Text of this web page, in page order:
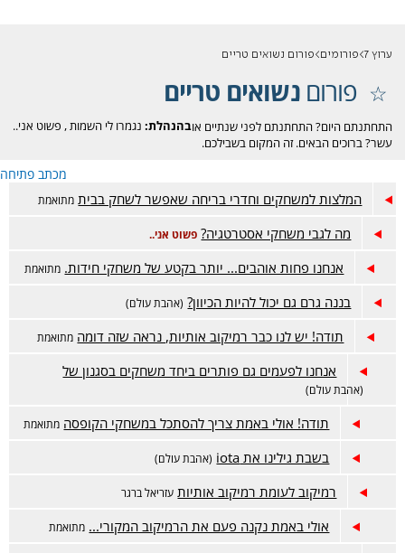
ערוץ 7 פורומים פורום נשואים טריים
פורוםנשואים טריים
בהנהלת: נגמרו לי השמות, פשוט אני..
התחתנתם היום? התחתנתם לפני שנתיים או
עשר? ברוכים הבאים. זה המקום בשבילכם.
מכתב פתיחה
המלצות למשחקים וחדרי בריחה שאפשר לשחק בבית מתואמת
מה לגבי משחקי אסטרטגיה? פשוט אני..
אנחנו פחות אוהבים... יותר בקטע של משחקי חידות. מתואמת
בננה גרם גם יכול להיות הכיוון? (אהבת עולם)
תודה! יש לנו כבר רמיקוב אותיות, נראה שזה דומה מתואמת
אנחנו לפעמים גם פותרים ביחד משחקים בסגנון של
(אהבת עולם)
תודה! אולי באמת צריך להסתכל במשחקי הקופסה מתואמת
בשבת גילינו את iota (אהבת עולם)
רמיקוב לעומת רמיקוב אותיות עזריאל ברגר
אולי באמת נקנה פעם את הרמיקוב המקורי... מתואמת